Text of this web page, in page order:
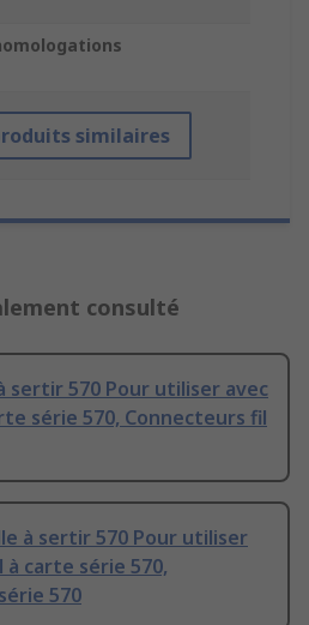
similaires
consulté
sertir 570 Pour utiliser avec
série 570, Connecteurs fil
à sertir 570 Pour utiliser
carte série 570,
570